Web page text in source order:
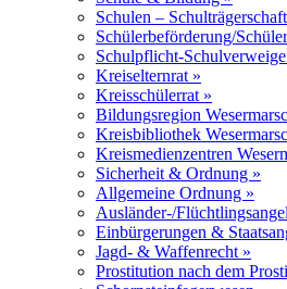
Schulen –
Schülerbeförderung/
Schulpflicht-
Kreiselternrat »
Kreisschülerrat »
Bildungsregion
Kreisbibliothek
Kreismedienzentren
Sicherheit & Ordnung »
Allgemeine Ordnung »
Ausländer-/
Einbürgerungen &
Jagd- & Waffenrecht »
Prostitution nach dem